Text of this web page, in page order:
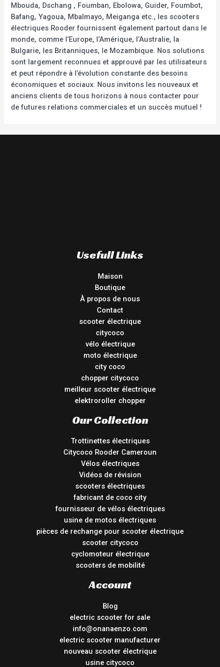
Mbouda, Dschang , Foumban, Ebolowa, Guider, Foumbot,
Bafang, Yagoua, Mbalmayo, Meiganga etc., les scooters
électriques Rooder fournissent également partout dans le
monde, comme l’Europe, l’Amérique, l’Australie, la
Bulgarie, les Britanniques, le Mozambique. Nos solutions
sont largement reconnues et approuvé par les utilisateurs
et peut répondre à l’évolution constante des besoins
économiques et sociaux. Nous invitons les nouveaux et
anciens clients de tous horizons à nous contacter pour
de futures relations commerciales et un succès mutuel !
Usefull Links
Maison
Boutique
À propos de nous
Contact
scooter électrique
citycoco
vélo électrique
moto électrique
city coco
chopper citycoco
meilleur scooter électrique
elektroroller chopper
Our Collection
Trottinettes électriques
Citycoco Rooder Cameroun
Vélos électriques
Vidéos de révision
scooters électriques
fabricant de coco city
fournisseur de vélos électriques
usine de motos électriques
pièces de rechange pour scooter électrique
scooter citycoco
cyclomoteur électrique
scooters de mobilité
Account
Blog
electric scooter for sale
info@onanaenzo.com
electric scooter manufacturer
nouveau scooter électrique
usine citycoco